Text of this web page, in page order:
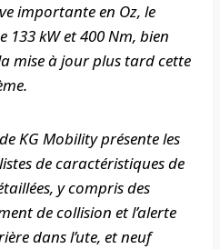
importante en Oz, le
133 kW et 400 Nm, bien
mise à jour plus tard cette
KG Mobility présente les
de caractéristiques de
y compris des
de collision et l’alerte
dans l’ute, et neuf